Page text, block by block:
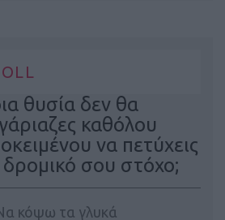
θυσία δεν θα
καθόλου
να πετύχεις
δρομικό σου στόχο;
κόψω τα γλυκά